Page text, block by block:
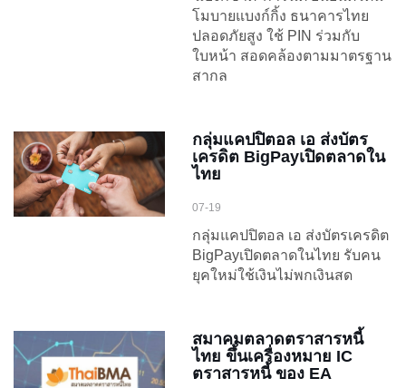
โมบายแบงก์กิ้ง ธนาคารไทย
ปลอดภัยสูง ใช้ PIN ร่วมกับ
ใบหน้า สอดคล้องตามมาตรฐาน
สากล
กลุ่มแคปปิตอล เอ ส่งบัตร
เครดิต BigPayเปิดตลาดใน
ไทย
07-19
กลุ่มแคปปิตอล เอ ส่งบัตรเครดิต
BigPayเปิดตลาดในไทย รับคน
ยุคใหม่ใช้เงินไม่พกเงินสด
สมาคมตลาดตราสารหนี้
ไทย ขึ้นเครื่องหมาย IC
ตราสารหนี้ ของ EA